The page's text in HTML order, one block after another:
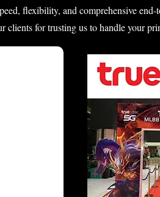
flexibility, and comprehensive
clients for trusting us to handle your